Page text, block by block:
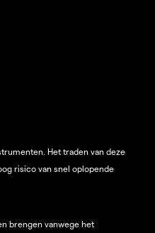
Het traden van deze
risico van snel oplopende
brengen vanwege het